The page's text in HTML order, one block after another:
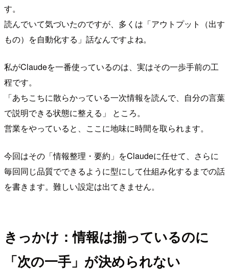
す。
読んでいて気づいたのですが、多くは「アウトプット（出す
もの）を自動化する」話なんですよね。
私がClaudeを一番使っているのは、実はその一歩手前の工
程です。
「あちこちに散らかっている一次情報を読んで、自分の言葉
で説明できる状態に整える」 ところ。
営業をやっていると、ここに地味に時間を取られます。
今回はその「情報整理・要約」をClaudeに任せて、さらに
毎回同じ品質でできるように型にして仕組み化するまでの話
を書きます。難しい設定は出てきません。
きっかけ：情報は揃っているのに
「次の一手」が決められない